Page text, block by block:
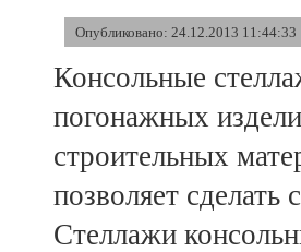
Опубликовано: 24.12.2013 11:44:33
Консольные
погонажных
строительных
позволяет
Стеллажи